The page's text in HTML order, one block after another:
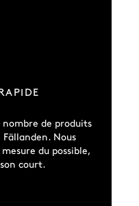
nombre de produits
Nous
du possible,
court.